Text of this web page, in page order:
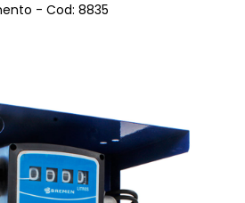
- Cod: 8835